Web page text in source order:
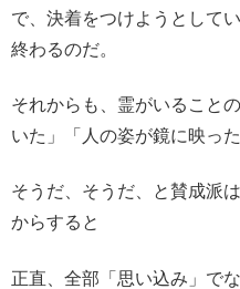
で、決着をつけようとして
終わるのだ。
それからも、霊がいること
いた」「人の姿が鏡に映っ
そうだ、そうだ、と賛成派
からすると
正直、全部「思い込み」で